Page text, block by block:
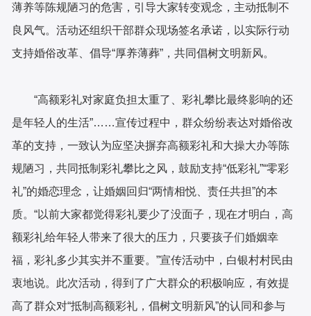
薄养等陈规陋习的危害，引导大家转变观念，主动抵制不
良风气。活动还组织干部群众现场签名承诺，以实际行动
支持婚俗改革、倡导“厚养薄葬”，共同倡树文明新风。
“高额彩礼对家庭负担太重了、彩礼攀比最终影响的还
是年轻人的生活”……宣传过程中，群众纷纷表达对婚俗改
革的支持，一致认为应坚决摒弃高额彩礼和大操大办等陈
规陋习，共同抵制彩礼攀比之风，鼓励支持“低彩礼”“零彩
礼”的婚恋理念，让婚姻回归“两情相悦、责任共担”的本
质。“以前大家都觉得彩礼要少了没面子，现在才明白，高
额彩礼给年轻人带来了很大的压力，只要孩子们婚姻幸
福，彩礼多少其实并不重要。”宣传活动中，白银村村民由
衷地说。此次活动，得到了广大群众的积极响应，有效提
高了群众对“抵制高额彩礼，倡树文明新风”的认同和参与